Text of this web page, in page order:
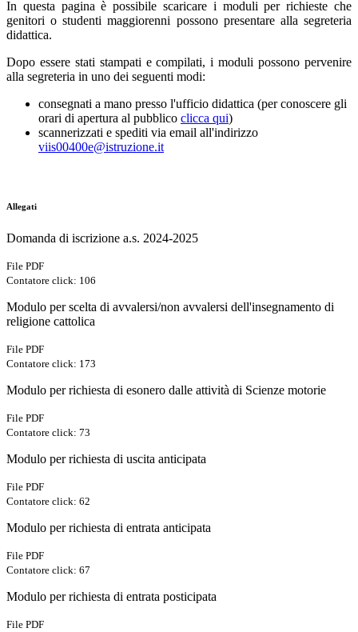
In questa pagina è possibile scaricare i moduli per richieste che
genitori o studenti maggiorenni possono presentare alla segreteria
didattica.
Dopo essere stati stampati e compilati, i moduli possono pervenire
alla segreteria in uno dei seguenti modi:
consegnati a mano presso l'ufficio didattica (per conoscere gli
orari di apertura al pubblico clicca qui)
scannerizzati e spediti via email all'indirizzo
viis00400e@istruzione.it
Allegati
Domanda di iscrizione a.s. 2024-2025
File PDF
Contatore click: 106
Modulo per scelta di avvalersi/non avvalersi dell'insegnamento di
religione cattolica
File PDF
Contatore click: 173
Modulo per richiesta di esonero dalle attività di Scienze motorie
File PDF
Contatore click: 73
Modulo per richiesta di uscita anticipata
File PDF
Contatore click: 62
Modulo per richiesta di entrata anticipata
File PDF
Contatore click: 67
Modulo per richiesta di entrata posticipata
File PDF